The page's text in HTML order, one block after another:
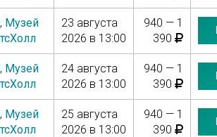
, Музей
23 августа
2026 в 13:00
940 — 1
390
, Музей
24 августа
2026 в 13:00
940 — 1
390
, Музей
25 августа
2026 в 13:00
940 — 1
390